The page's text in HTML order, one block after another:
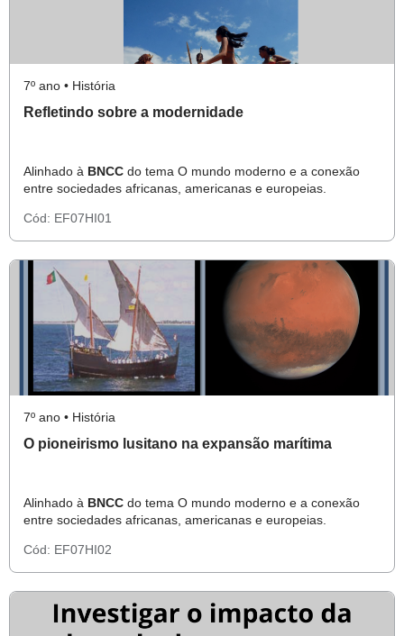
7º ano • História
Refletindo sobre a modernidade
Alinhado à BNCC do tema O mundo moderno e a conexão
entre sociedades africanas, americanas e europeias.
Cód: EF07HI01
7º ano • História
O pioneirismo lusitano na expansão marítima
Alinhado à BNCC do tema O mundo moderno e a conexão
entre sociedades africanas, americanas e europeias.
Cód: EF07HI02